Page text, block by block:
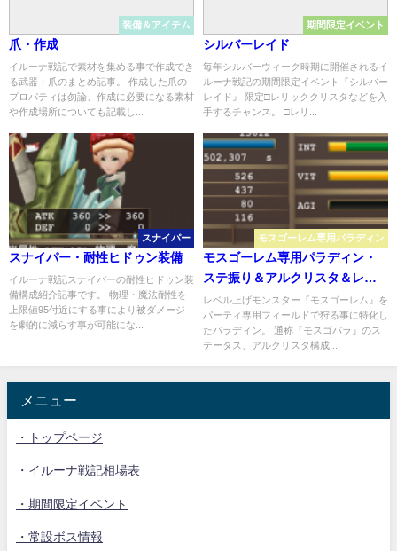
装備＆アイテム
爪・作成
イルーナ戦記で素材を集める事で作成でき
る武器：爪のまとめ記事。 作成した爪の
プロパティは勿論、作成に必要になる素材
や作成場所についても記載し...
期間限定イベント
シルバーレイド
毎年シルバーウィーク時期に開催されるイ
ルーナ戦記の期間限定イベント『シルバー
レイド』 限定□レリッククリスタなどを入
手するチャンス。 □レリ...
スナイパー
スナイパー・耐性ヒドゥン装備
イルーナ戦記スナイパーの耐性ヒドゥン装
備構成紹介記事です。 物理・魔法耐性を
上限値95付近にする事により被ダメージ
を劇的に減らす事が可能にな...
モスゴーレム専用パラディン
モスゴーレム専用パラディン・
ステ振り＆アルクリスタ＆レリ
ック
レベル上げモンスター『モスゴーレム』を
パーティ専用フィールドで狩る事に特化し
たパラディン。 通称『モスゴパラ』のス
テータス、アルクリスタ構成...
メニュー
・トップページ
・イルーナ戦記相場表
・期間限定イベント
・常設ボス情報